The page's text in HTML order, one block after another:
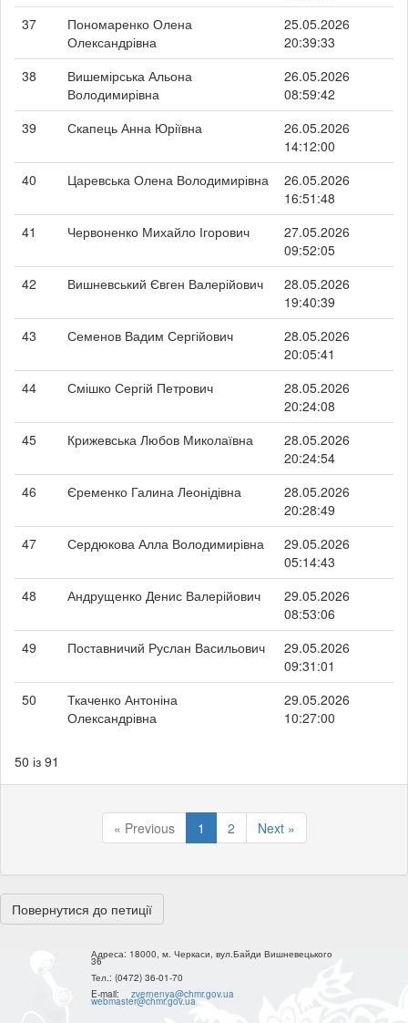
37
Пономаренко Олена
Олександрівна
25.05.2026
20:39:33
38
Вишемірська Альона
Володимирівна
26.05.2026
08:59:42
39
Скапець Анна Юріївна
26.05.2026
14:12:00
40
Царевська Олена Володимирівна
26.05.2026
16:51:48
41
Червоненко Михайло Ігорович
27.05.2026
09:52:05
42
Вишневський Євген Валерійович
28.05.2026
19:40:39
43
Семенов Вадим Сергійович
28.05.2026
20:05:41
44
Смішко Сергій Петрович
28.05.2026
20:24:08
45
Крижевська Любов Миколаївна
28.05.2026
20:24:54
46
Єременко Галина Леонідівна
28.05.2026
20:28:49
47
Сердюкова Алла Володимирівна
29.05.2026
05:14:43
48
Андрущенко Денис Валерійович
29.05.2026
08:53:06
49
Поставничий Руслан Васильович
29.05.2026
09:31:01
50
Ткаченко Антоніна
Олександрівна
29.05.2026
10:27:00
50 із 91
« Previous 1 2 Next »
Повернутися до петиції
Адреса: 18000, м. Черкаси, вул.Байди Вишневецького
36
Тел.: (0472) 36-01-70
E-mail:
zvernenya@chmr.gov.ua
webmaster@chmr.gov.ua